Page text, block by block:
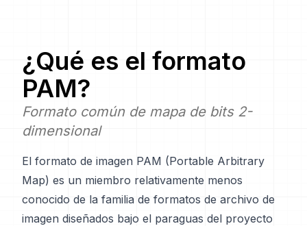
¿Qué es el formato
PAM?
Formato común de mapa de bits 2-
dimensional
El formato de imagen PAM (Portable Arbitrary
Map) es un miembro relativamente menos
conocido de la familia de formatos de archivo de
imagen diseñados bajo el paraguas del proyecto